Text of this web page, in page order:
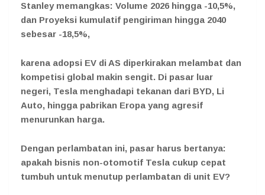
Stanley memangkas: Volume 2026 hingga -10,5%,
dan Proyeksi kumulatif pengiriman hingga 2040
sebesar -18,5%,
karena adopsi EV di AS diperkirakan melambat dan
kompetisi global makin sengit. Di pasar luar
negeri, Tesla menghadapi tekanan dari BYD, Li
Auto, hingga pabrikan Eropa yang agresif
menurunkan harga.
Dengan perlambatan ini, pasar harus bertanya:
apakah bisnis non-otomotif Tesla cukup cepat
tumbuh untuk menutup perlambatan di unit EV?